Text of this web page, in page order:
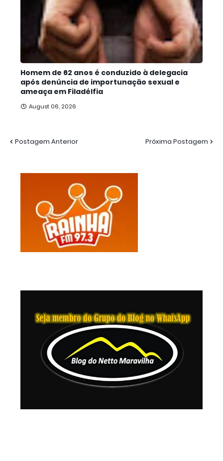
Homem de 62 anos é conduzido à delegacia
após denúncia de importunação sexual e
ameaça em Filadélfia
August 06, 2026
Postagem Anterior Próxima Postagem